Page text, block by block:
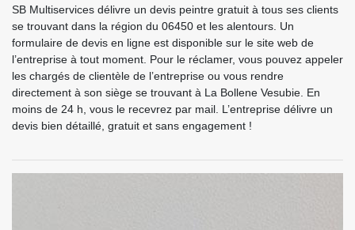
SB Multiservices délivre un devis peintre gratuit à tous ses clients
se trouvant dans la région du 06450 et les alentours. Un
formulaire de devis en ligne est disponible sur le site web de
l’entreprise à tout moment. Pour le réclamer, vous pouvez appeler
les chargés de clientèle de l’entreprise ou vous rendre
directement à son siège se trouvant à La Bollene Vesubie. En
moins de 24 h, vous le recevrez par mail. L’entreprise délivre un
devis bien détaillé, gratuit et sans engagement !